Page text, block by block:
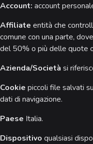
Account: account
Affiliate entità che
comune con una parte,
del 50% o più delle quote
Azienda/Società si
Cookie piccoli file salvati
dati di navigazione.
Paese Italia.
Dispositivo qualsiasi